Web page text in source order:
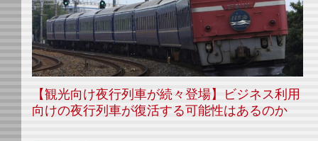
【観光向け夜行列車が続々登場】ビジネス利用
向けの夜行列車が復活する可能性はあるのか